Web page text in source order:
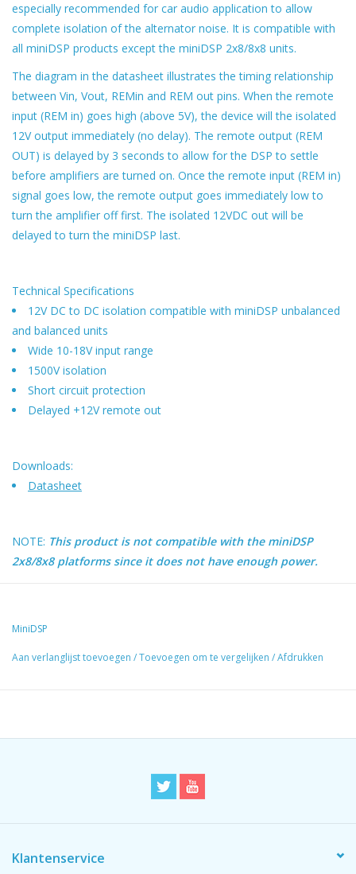
especially recommended for car audio application to allow
complete isolation of the alternator noise. It is compatible with
all miniDSP products except the miniDSP 2x8/8x8 units.
The diagram in the datasheet illustrates the timing relationship
between Vin, Vout, REMin and REM out pins. When the remote
input (REM in) goes high (above 5V), the device will the isolated
12V output immediately (no delay). The remote output (REM
OUT) is delayed by 3 seconds to allow for the DSP to settle
before amplifiers are turned on. Once the remote input (REM in)
signal goes low, the remote output goes immediately low to
turn the amplifier off first. The isolated 12VDC out will be
delayed to turn the miniDSP last.
Technical Specifications
12V DC to DC isolation compatible with miniDSP unbalanced
and balanced units
Wide 10-18V input range
1500V isolation
Short circuit protection
Delayed +12V remote out
Downloads:
Datasheet
NOTE: This product is not compatible with the miniDSP
2x8/8x8 platforms since it does not have enough power.
MiniDSP
Aan verlanglijst toevoegen /Toevoegen om te vergelijken /Afdrukken
Klantenservice